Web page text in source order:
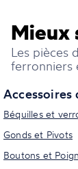
Mieux
Les pièces
ferronniers
Accessoires
Béquilles et
Gonds et Pivots
Boutons et